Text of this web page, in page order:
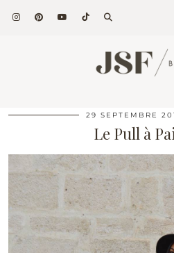
29 SEPTEMBRE
Le Pull à